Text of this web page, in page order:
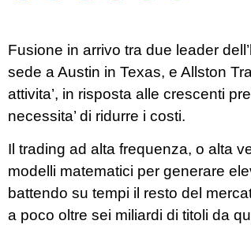
Fusione in arrivo tra due leader
sede a Austin in Texas, e Allston
attivita’, in risposta alle crescenti
necessita’ di ridurre i costi.
Il trading ad alta frequenza, o alta
modelli matematici per generare
battendo su tempi il resto del
a poco oltre sei miliardi di titoli da